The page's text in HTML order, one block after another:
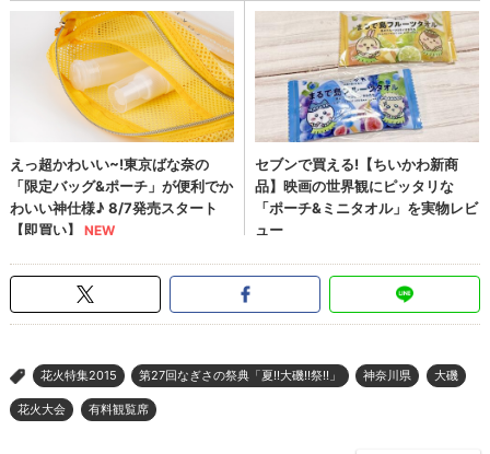
> 花火特集2015 第27回なぎさの祭典「夏!!大磯!!祭!!」 神奈川県 大磯
花火大会 有料観覧席